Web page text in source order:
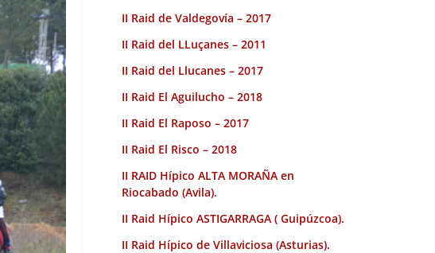
II Raid de Valdegovía – 2017
II Raid del LLuçanes – 2011
II Raid del Llucanes – 2017
II Raid El Aguilucho – 2018
II Raid El Raposo – 2017
II Raid El Risco – 2018
II RAID Hípico ALTA MORAÑA en
Riocabado (Avila).
II Raid Hípico ASTIGARRAGA ( Guipúzcoa).
II Raid Hípico de Villaviciosa (Asturias).